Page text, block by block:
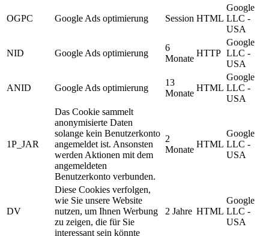
OGPC Google Ads optimierung Session HTML
Google
LLC -
USA
NID Google Ads optimierung
6
Monate
HTTP
Google
LLC -
USA
ANID Google Ads optimierung
13
Monate
HTML
Google
LLC -
USA
1P_JAR
Das Cookie sammelt
anonymisierte Daten
solange kein Benutzerkonto
angemeldet ist. Ansonsten
werden Aktionen mit dem
angemeldeten
Benutzerkonto verbunden.
2
Monate
HTML
Google
LLC -
USA
DV
Diese Cookies verfolgen,
wie Sie unsere Website
nutzen, um Ihnen Werbung
zu zeigen, die für Sie
interessant sein könnte
2 Jahre HTML
Google
LLC -
USA